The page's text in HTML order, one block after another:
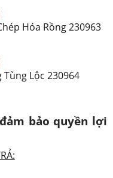
Hóa Rồng 230963
Tùng Lộc 230964
bảo quyền lợi